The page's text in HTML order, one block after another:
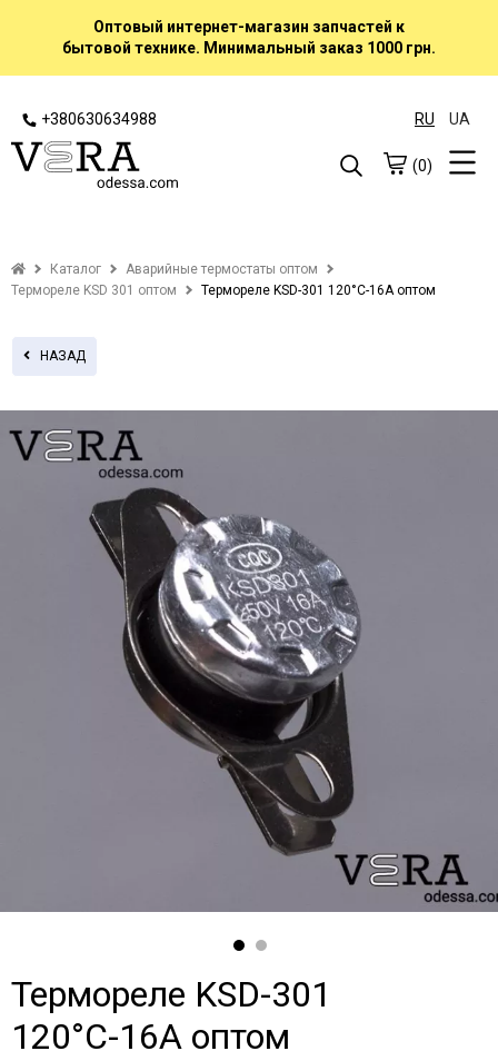
Оптовый интернет-магазин запчастей к
бытовой технике. Минимальный заказ 1000 грн.
+380630634988 RU UA
(0)
Каталог
Аварийные термостаты оптом
Термореле KSD 301 оптом
Термореле KSD-301 120°С-16А оптом
НАЗАД
Термореле KSD-301
120°С-16А оптом